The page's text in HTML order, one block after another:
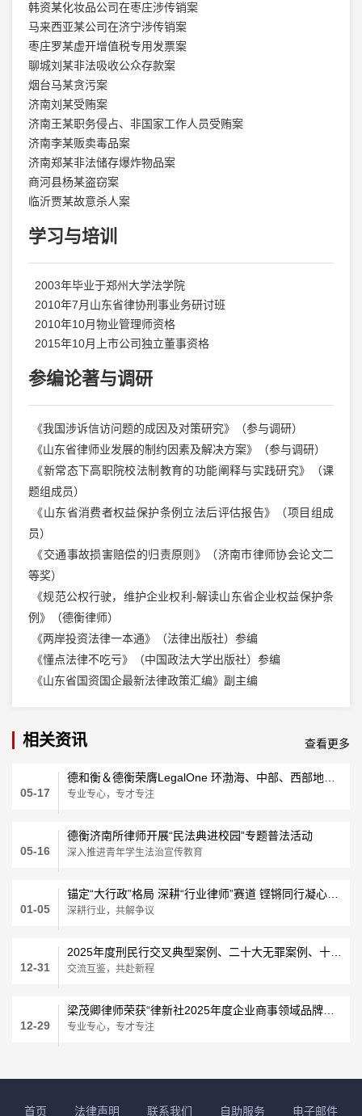
韩资某化妆品公司在枣庄涉传销案
马来西亚某公司在济宁涉传销案
枣庄罗某虚开增值税专用发票案
聊城刘某非法吸收公众存款案
烟台马某贪污案
济南刘某受贿案
济南王某职务侵占、非国家工作人员受贿案
济南李某贩卖毒品案
济南郑某非法储存爆炸物品案
商河县杨某盗窃案
临沂贾某故意杀人案
学习与培训
2003年毕业于郑州大学法学院
2010年7月山东省律协刑事业务研讨班
2010年10月物业管理师资格
2015年10月上市公司独立董事资格
参编论著与调研
《我国涉诉信访问题的成因及对策研究》（参与调研）
《山东省律师业发展的制约因素及解决方案》（参与调研）
《新常态下高职院校法制教育的功能阐释与实践研究》（课
题组成员）
《山东省消费者权益保护条例立法后评估报告》（项目组成
员）
《交通事故损害赔偿的归责原则》（济南市律师协会论文二
等奖）
《规范公权行驶，维护企业权利-解读山东省企业权益保护条
例》（德衡律师）
《两岸投资法律一本通》（法律出版社）参编
《懂点法律不吃亏》（中国政法大学出版社）参编
《山东省国资国企最新法律政策汇编》副主编
相关资讯 查看更多
05-17 专业专心，专才专注
05-16
德衡济南所律师开展“民法典进校园”专题普法活动
深入推进青年学生法治宣传教育
01-05 深耕行业，共解争议
12-31 交流互鉴，共赴新程
12-29 专业专心，专才专注
首页 法律声明 联系我们 自助服务 电子邮件